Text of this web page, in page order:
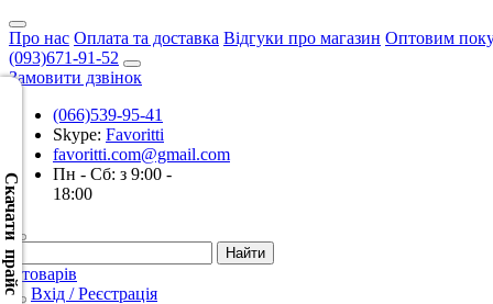
Про нас Оплата та доставка Відгуки про магазин Оптовим
(093)671-91-52
Замовити дзвінок
(066)539-95-41
Skype: Favoritti
favoritti.com@gmail.com
Пн - Сб: з 9:00 -
18:00
0 товарів
Вхід / Реєстрація
Скачати прайс
Скачать
XML
(Розн.)
Скачать
XML
(Опт)